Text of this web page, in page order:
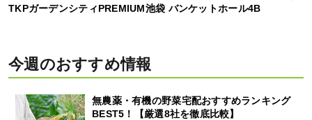
TKPガーデンシティPREMIUM池袋 バンケットホール4B
今週のおすすめ情報
無農薬・有機の野菜宅配おすすめランキング
BEST5！【厳選8社を徹底比較】